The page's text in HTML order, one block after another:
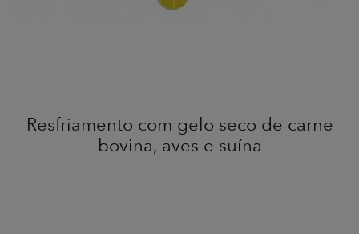
Resfriamento com gelo seco de carne
bovina, aves e suína